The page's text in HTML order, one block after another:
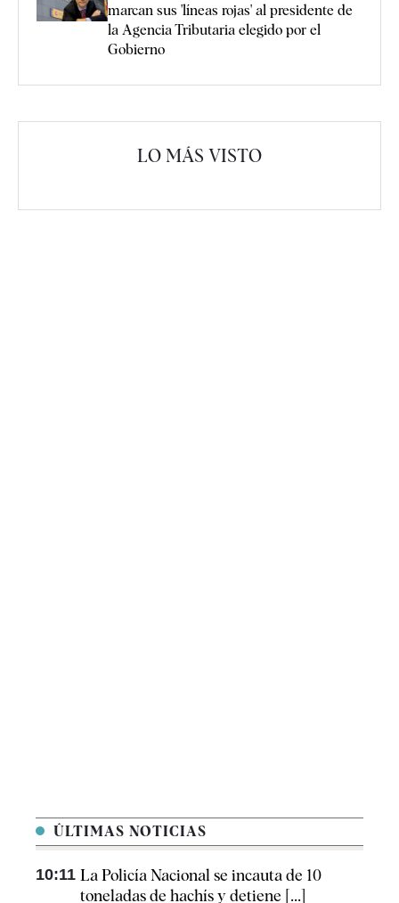
marcan sus 'líneas rojas' al presidente de
la Agencia Tributaria elegido por el
Gobierno
LO MÁS VISTO
ÚLTIMAS NOTICIAS
10:11 La Policía Nacional se incauta de 10
toneladas de hachís y detiene [...]